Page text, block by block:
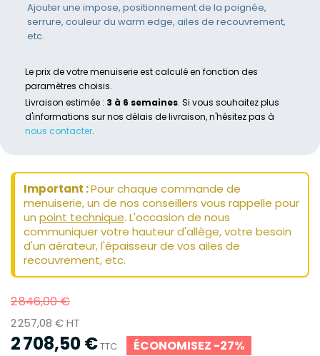
Ajouter une impose, positionnement de la poignée,
serrure, couleur du warm edge, ailes de recouvrement,
etc.
Le prix de votre menuiserie est calculé en fonction des
paramètres choisis.
Livraison estimée : 3 à 6 semaines. Si vous souhaitez plus
d'informations sur nos délais de livraison, n'hésitez pas à
nous contacter.
Important :Pour chaque commande de
menuiserie, un de nos conseillers vous rappelle pour
un point technique. L'occasion de nous
communiquer votre hauteur d'allège, votre besoin
d'un aérateur, l'épaisseur de vos ailes de
recouvrement, etc.
2 846,00 €
2 257,08 € HT
2 708,50 €TTC ÉCONOMISEZ -27%